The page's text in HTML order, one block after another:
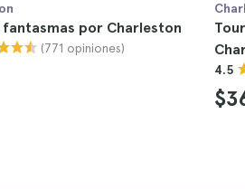
fantasmas por Charleston
(771 opiniones)
4.5